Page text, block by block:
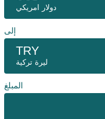
دولار امريكي
إلى
TRY
ليرة تركية
المبلغ